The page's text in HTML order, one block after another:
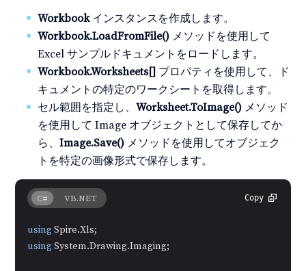
Workbookインスタンスを作成します。
Workbook.LoadFromFile() メソッドを使用して
Excel サンプルドキュメントをロードします。
Workbook.Worksheets[] プロパティを使用して、ド
キュメントの特定のワークシートを取得します。
セル範囲を指定し、Worksheet.ToImage() メソッド
を使用して Image オブジェクトとして保存してか
ら、Image.Save() メソッドを使用してオブジェク
トを特定の画像形式で保存します。
C# VB.NET Copy
using
using System.Drawing.Imaging;